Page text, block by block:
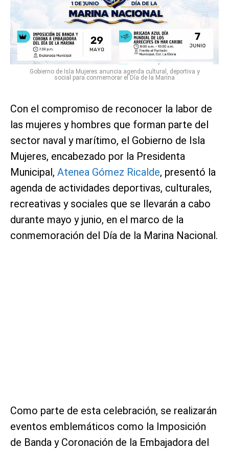
Gobierno de Isla Mujeres anuncia agenda cultural, deportiva y
social para conmemorar el Día de la Marina
Con el compromiso de reconocer la labor de
las mujeres y hombres que forman parte del
sector naval y marítimo, el Gobierno de Isla
Mujeres, encabezado por la Presidenta
Municipal, Atenea Gómez Ricalde, presentó la
agenda de actividades deportivas, culturales,
recreativas y sociales que se llevarán a cabo
durante mayo y junio, en el marco de la
conmemoración del Día de la Marina Nacional.
Como parte de esta celebración, se realizarán
eventos emblemáticos como la Imposición
de Banda y Coronación de la Embajadora del